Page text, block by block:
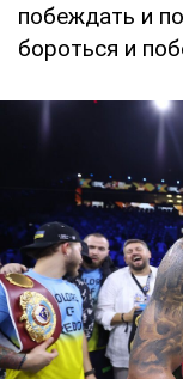
побеждать и
бороться и